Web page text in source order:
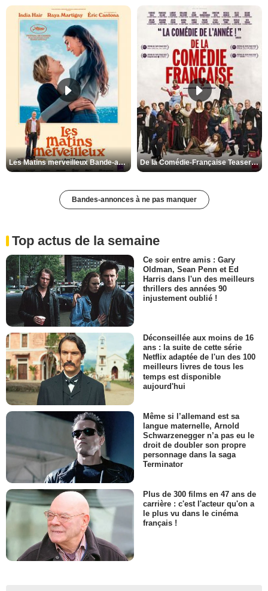
Les Matins merveilleux Bande-annonce VF De la Comédie-Française Teaser VF
Bandes-annonces à ne pas manquer
Top actus de la semaine
Ce soir entre amis : Gary
Oldman, Sean Penn et Ed
Harris dans l'un des meilleurs
thrillers des années 90
injustement oublié !
Déconseillée aux moins de 16
ans : la suite de cette série
Netflix adaptée de l'un des 100
meilleurs livres de tous les
temps est disponible
aujourd'hui
Même si l’allemand est sa
langue maternelle, Arnold
Schwarzenegger n’a pas eu le
droit de doubler son propre
personnage dans la saga
Terminator
Plus de 300 films en 47 ans de
carrière : c'est l'acteur qu'on a
le plus vu dans le cinéma
français !